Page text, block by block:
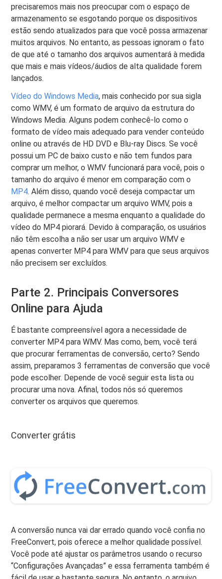
precisaremos mais nos preocupar com o espaço de
armazenamento se esgotando porque os dispositivos
estão sendo atualizados para que você possa armazenar
muitos arquivos. No entanto, as pessoas ignoram o fato
de que até o tamanho dos arquivos aumentará à medida
que mais e mais vídeos/áudios de alta qualidade forem
lançados.
Vídeo do Windows Media, mais conhecido por sua sigla
como WMV, é um formato de arquivo da estrutura do
Windows Media. Alguns podem conhecê-lo como o
formato de vídeo mais adequado para vender conteúdo
online ou através de HD DVD e Blu-ray Discs. Se você
possui um PC de baixo custo e não tem fundos para
comprar um melhor, o WMV funcionará para você, pois o
tamanho do arquivo é menor em comparação com o
MP4. Além disso, quando você deseja compactar um
arquivo, é melhor compactar um arquivo WMV, pois a
qualidade permanece a mesma enquanto a qualidade do
vídeo do MP4 piorará. Devido à comparação, os usuários
não têm escolha a não ser usar um arquivo WMV e
apenas converter MP4 para WMV para que seus arquivos
não precisem ser excluídos.
Parte 2. Principais Conversores
Online para Ajuda
É bastante compreensível agora a necessidade de
converter MP4 para WMV. Mas como, bem, você terá
que procurar ferramentas de conversão, certo? Sendo
assim, preparamos 3 ferramentas de conversão que você
pode escolher. Depende de você seguir esta lista ou
procurar uma nova. Afinal, todos nós só queremos
converter os arquivos que queremos.
Converter grátis
A conversão nunca vai dar errado quando você confia no
FreeConvert, pois oferece a melhor qualidade possível.
Você pode até ajustar os parâmetros usando o recurso
“Configurações Avançadas” e essa ferramenta também é